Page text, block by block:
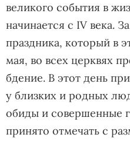
великого события в
начинается с IV века.
праздника, который в
мая, во всех церквях
бдение. В этот день
у близких и родных
обиды и совершенные
принято отмечать с